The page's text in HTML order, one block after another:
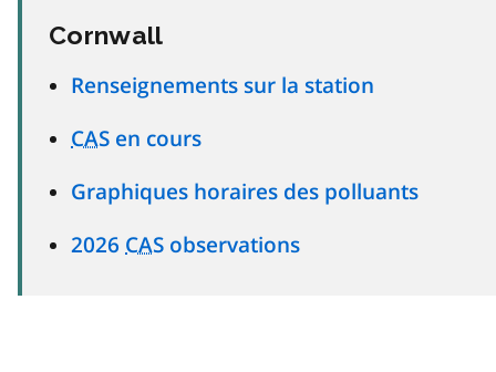
Cornwall
Renseignements sur la station
CAS en cours
Graphiques horaires des polluants
2026 CAS observations